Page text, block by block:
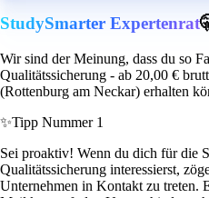
StudySmarter Expertenrat
Wir sind der Meinung, dass du so
Qualitätssicherung - ab 20,00 €
(Rottenburg am Neckar) erhalten
✨Tipp Nummer 1
Sei proaktiv! Wenn du dich für die
Qualitätssicherung interessierst,
Unternehmen in Kontakt zu treten.